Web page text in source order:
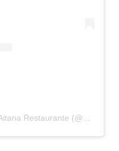
Una publicación compartida de Aitana Restaurante (@aitanarestaurante)